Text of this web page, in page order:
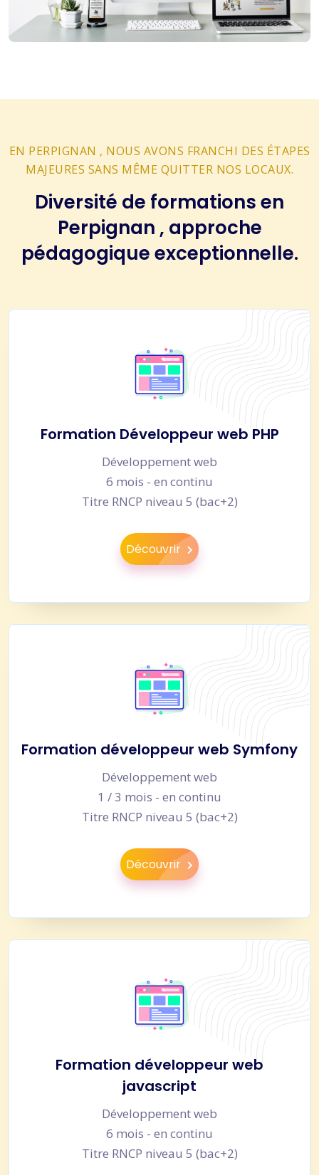
EN PERPIGNAN , NOUS AVONS FRANCHI DES ÉTAPES
MAJEURES SANS MÊME QUITTER NOS LOCAUX.
Diversité de formations en
Perpignan , approche
pédagogique exceptionnelle.
Formation Développeur web PHP
Développement web
6 mois - en continu
Titre RNCP niveau 5 (bac+2)
Découvrir
Formation développeur web Symfony
Développement web
1 / 3 mois - en continu
Titre RNCP niveau 5 (bac+2)
Découvrir
Formation développeur web
javascript
Développement web
6 mois - en continu
Titre RNCP niveau 5 (bac+2)